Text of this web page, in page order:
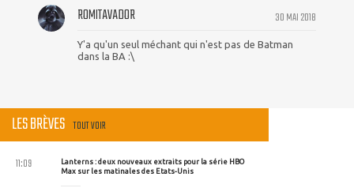
30 MAI 2018
ROMITAVADOR
Y'a qu'un seul méchant qui n'est pas de Batman
dans la BA :\
LES BRÈVES TOUT VOIR
Lanterns : deux nouveaux extraits pour la série HBO
Max sur les matinales des Etats-Unis
11:09